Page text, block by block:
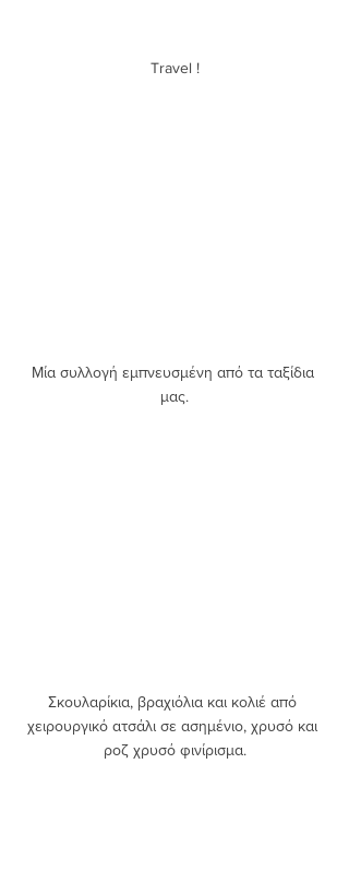
Travel !
Μία συλλογή εμπνευσμένη από τα ταξίδια
μας.
Σκουλαρίκια, βραχιόλια και κολιέ από
χειρουργικό ατσάλι σε ασημένιο, χρυσό και
ροζ χρυσό φινίρισμα.